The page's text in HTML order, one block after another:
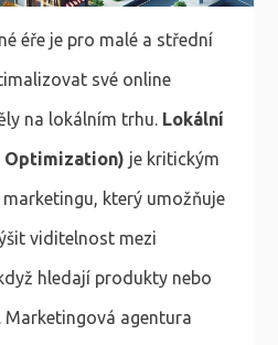
éře je pro malé a střední
své online
na lokálním trhu. Lokální
Optimization) je kritickým
který umožňuje
viditelnost mezi
hledají produkty nebo
Marketingová agentura